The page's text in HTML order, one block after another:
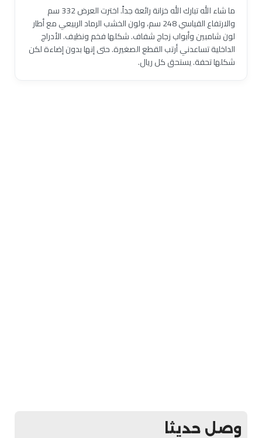
ما شاء الله تبارك الله خزانة رائعة جداً. اخترت العرض 332 سم
والارتفاع القياسي 248 سم، ولون الخشب الرماد الربيعي مع أطار
لون شامبين وأبواب زجاج شفاف. شكلها فخم ونظيف. الأدراج
الداخلية تساعدني أرتب القطع الصغيرة. حتى إنها بدون إضاءة لكن
شكلها تحفة. يستحق كل ريال.
وصل حديثا